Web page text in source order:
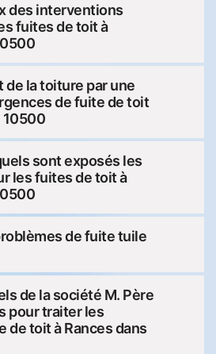
des interventions
fuites de toit à
de la toiture par une
de fuite de toit
10500
sont exposés les
les fuites de toit à
de fuite tuile
de la société M. Père
pour traiter les
de toit à Rances dans